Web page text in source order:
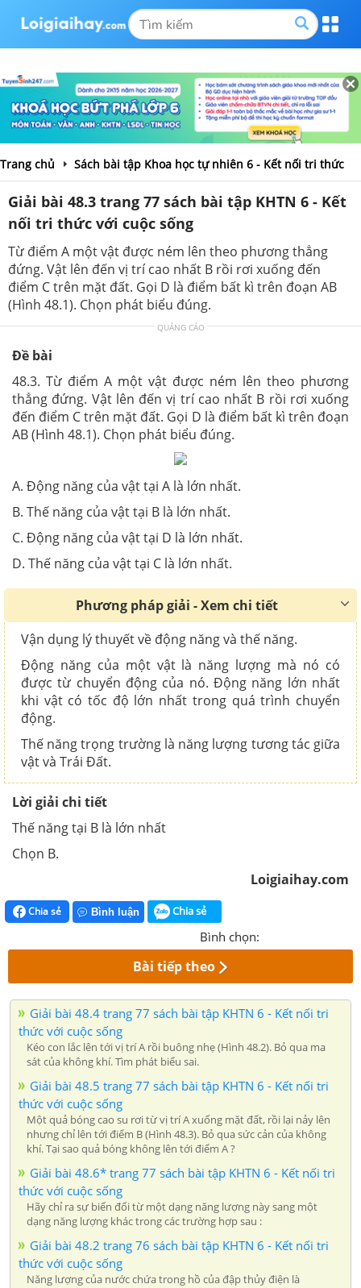
Trang chủ Sách bài tập Khoa học tự nhiên 6 - Kết nối tri thức
Giải bài 48.3 trang 77 sách bài tập KHTN 6 - Kết
nối tri thức với cuộc sống
Từ điểm A một vật được ném lên theo phương thẳng
đứng. Vật lên đến vị trí cao nhất B rồi rơi xuống đến
điểm C trên mặt đất. Gọi D là điểm bất kì trên đoạn AB
(Hình 48.1). Chọn phát biểu đúng.
QUẢNG CÁO
Đề bài
48.3. Từ điểm A một vật được ném lên theo phương
thẳng đứng. Vật lên đến vị trí cao nhất B rồi rơi xuống
đến điểm C trên mặt đất. Gọi D là điểm bất kì trên đoạn
AB (Hình 48.1). Chọn phát biểu đúng.
A. Động năng của vật tại A là lớn nhất.
B. Thế năng của vật tại B là lớn nhất.
C. Động năng của vật tại D là lớn nhất.
D. Thế năng của vật tại C là lớn nhất.
Phương pháp giải - Xem chi tiết
Vận dụng lý thuyết về động năng và thế năng.
Động năng của một vật là năng lượng mà nó có
được từ chuyển động của nó. Động năng lớn nhất
khi vật có tốc độ lớn nhất trong quá trình chuyển
động.
Thế năng trọng trường là năng lượng tương tác giữa
vật và Trái Đất.
Lời giải chi tiết
Thế năng tại B là lớn nhất
Chọn B.
Loigiaihay.com
Chia sẻ Bình luận Chia sẻ
Bình chọn:
Bài tiếp theo
Giải bài 48.4 trang 77 sách bài tập KHTN 6 - Kết nối tri
thức với cuộc sống
Kéo con lắc lên tới vị trí A rồi buông nhẹ (Hình 48.2). Bỏ qua ma
sát của không khí. Tìm phát biểu sai.
Giải bài 48.5 trang 77 sách bài tập KHTN 6 - Kết nối tri
thức với cuộc sống
Một quả bóng cao su rơi từ vị trí A xuống mặt đất, rồi lại nảy lên
nhưng chỉ lên tới điểm B (Hình 48.3). Bỏ qua sức cản của không
khí. Tại sao quả bóng không lên tới điểm A ?
Giải bài 48.6* trang 77 sách bài tập KHTN 6 - Kết nối tri
thức với cuộc sống
Hãy chỉ ra sự biến đổi từ một dạng năng lượng này sang một
dạng năng lượng khác trong các trường hợp sau :
Giải bài 48.2 trang 76 sách bài tập KHTN 6 - Kết nối tri
thức với cuộc sống
Năng lượng của nước chứa trong hồ của đập thủy điện là